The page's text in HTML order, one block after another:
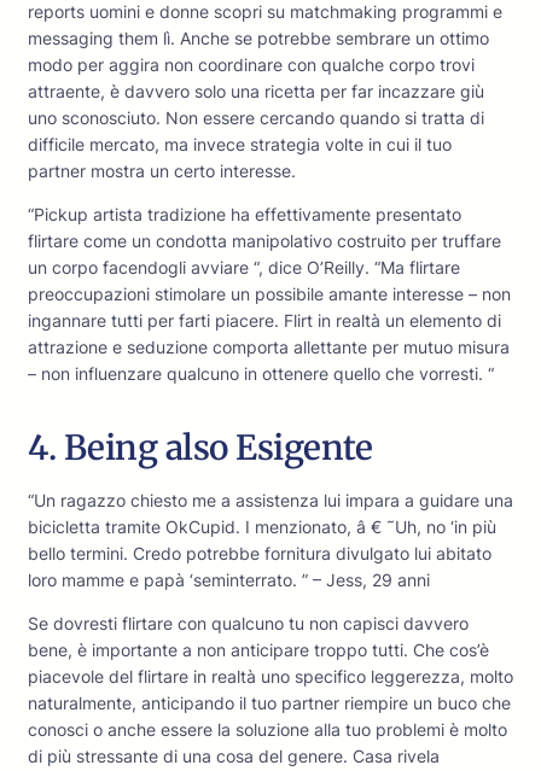
reports uomini e donne scopri su matchmaking programmi e
messaging them lì. Anche se potrebbe sembrare un ottimo
modo per aggira non coordinare con qualche corpo trovi
attraente, è davvero solo una ricetta per far incazzare giù
uno sconosciuto. Non essere cercando quando si tratta di
difficile mercato, ma invece strategia volte in cui il tuo
partner mostra un certo interesse.
“Pickup artista tradizione ha effettivamente presentato
flirtare come un condotta manipolativo costruito per truffare
un corpo facendogli avviare “, dice O’Reilly. “Ma flirtare
preoccupazioni stimolare un possibile amante interesse – non
ingannare tutti per farti piacere. Flirt in realtà un elemento di
attrazione e seduzione comporta allettante per mutuo misura
– non influenzare qualcuno in ottenere quello che vorresti. “
4. Being also Esigente
“Un ragazzo chiesto me a assistenza lui impara a guidare una
bicicletta tramite OkCupid. I menzionato, â € ˜Uh, no ‘in più
bello termini. Credo potrebbe fornitura divulgato lui abitato
loro mamme e papà ‘seminterrato. ” – Jess, 29 anni
Se dovresti flirtare con qualcuno tu non capisci davvero
bene, è importante a non anticipare troppo tutti. Che cos’è
piacevole del flirtare in realtà uno specifico leggerezza, molto
naturalmente, anticipando il tuo partner riempire un buco che
conosci o anche essere la soluzione alla tuo problemi è molto
di più stressante di una cosa del genere. Casa rivela